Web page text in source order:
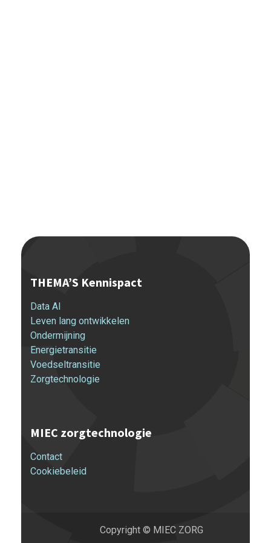
THEMA’S Kennispact
Data AI
Leven lang ontwikkelen
Ondermijning
Energietransitie
Voedseltransitie
Zorgtechnologie
MIEC zorgtechnologie
Contact
Cookiebeleid
Copyright © MIEC ZORG